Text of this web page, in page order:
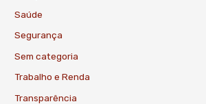
Saúde
Segurança
Sem categoria
Trabalho e Renda
Transparência